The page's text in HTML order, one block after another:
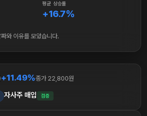
평균 상승률
+16.7%
와 이유를 모았습니다.
+11.49%종가 22,800원
자사주 매입 검증